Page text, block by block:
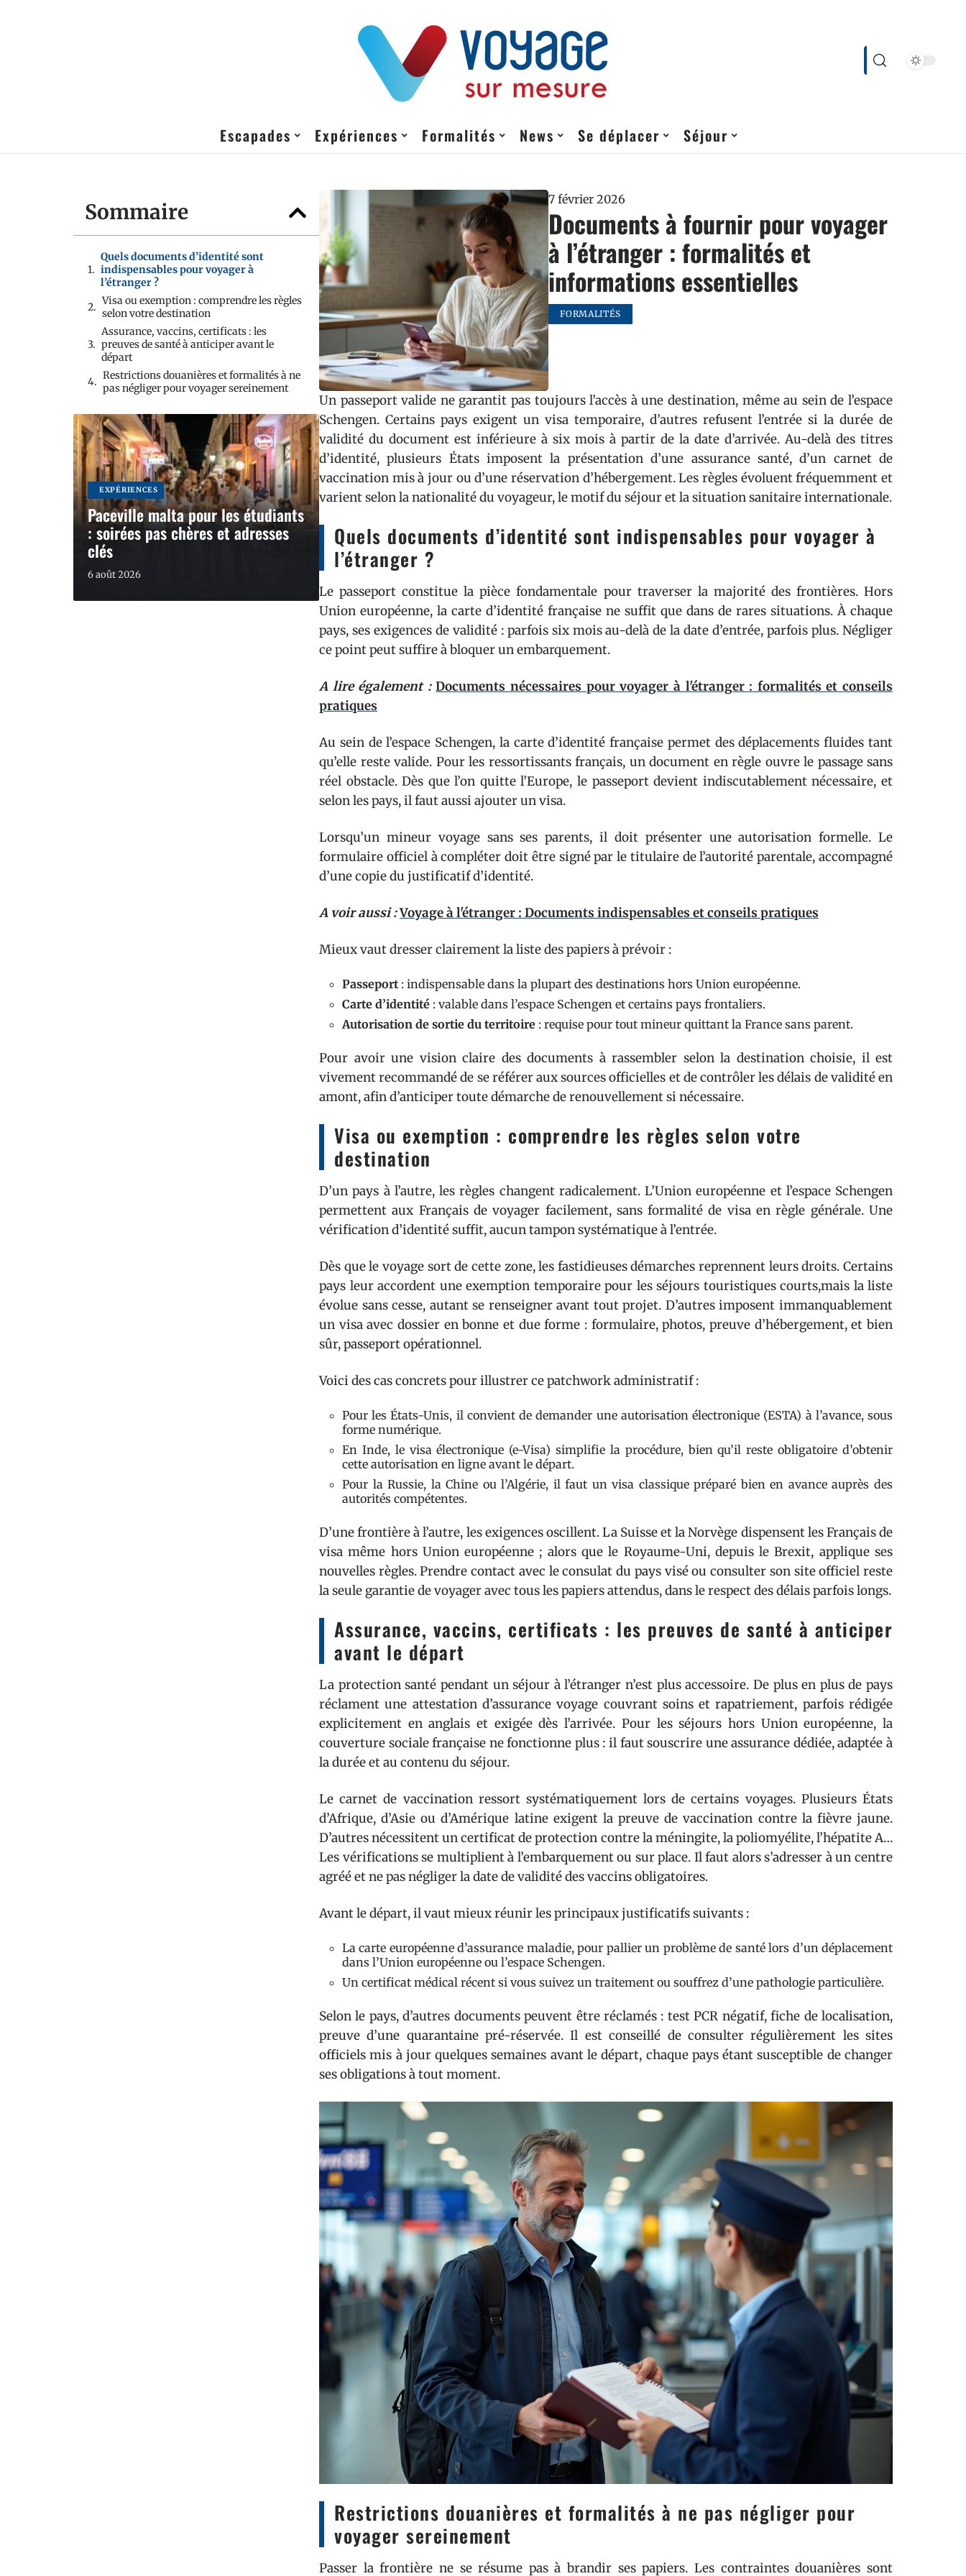
Escapades Expériences Formalités News Se déplacer Séjour
Sommaire
Quels documents d’identité sont
indispensables pour voyager à
l’étranger ?
Visa ou exemption : comprendre les règles
selon votre destination
Assurance, vaccins, certificats : les
preuves de santé à anticiper avant le
départ
Restrictions douanières et formalités à ne
pas négliger pour voyager sereinement
EXPÉRIENCES
Paceville malta pour les étudiants
: soirées pas chères et adresses
clés
6 août 2026
7 février 2026
Documents à fournir pour voyager
à l’étranger : formalités et
informations essentielles
FORMALITÉS
Un passeport valide ne garantit pas toujours l’accès à une destination, même au sein de l’espace
Schengen. Certains pays exigent un visa temporaire, d’autres refusent l’entrée si la durée de
validité du document est inférieure à six mois à partir de la date d’arrivée. Au-delà des titres
d’identité, plusieurs États imposent la présentation d’une assurance santé, d’un carnet de
vaccination mis à jour ou d’une réservation d’hébergement. Les règles évoluent fréquemment et
varient selon la nationalité du voyageur, le motif du séjour et la situation sanitaire internationale.
Quels documents d’identité sont indispensables pour voyager à
l’étranger ?
Le passeport constitue la pièce fondamentale pour traverser la majorité des frontières. Hors
Union européenne, la carte d’identité française ne suffit que dans de rares situations. À chaque
pays, ses exigences de validité : parfois six mois au-delà de la date d’entrée, parfois plus. Négliger
ce point peut suffire à bloquer un embarquement.
A lire également : Documents nécessaires pour voyager à l'étranger : formalités et conseils
pratiques
Au sein de l’espace Schengen, la carte d’identité française permet des déplacements fluides tant
qu’elle reste valide. Pour les ressortissants français, un document en règle ouvre le passage sans
réel obstacle. Dès que l’on quitte l’Europe, le passeport devient indiscutablement nécessaire, et
selon les pays, il faut aussi ajouter un visa.
Lorsqu’un mineur voyage sans ses parents, il doit présenter une autorisation formelle. Le
formulaire officiel à compléter doit être signé par le titulaire de l’autorité parentale, accompagné
d’une copie du justificatif d’identité.
A voir aussi :Voyage à l'étranger : Documents indispensables et conseils pratiques
Mieux vaut dresser clairement la liste des papiers à prévoir :
Passeport : indispensable dans la plupart des destinations hors Union européenne.
Carte d’identité : valable dans l’espace Schengen et certains pays frontaliers.
Autorisation de sortie du territoire : requise pour tout mineur quittant la France sans parent.
Pour avoir une vision claire des documents à rassembler selon la destination choisie, il est
vivement recommandé de se référer aux sources officielles et de contrôler les délais de validité en
amont, afin d’anticiper toute démarche de renouvellement si nécessaire.
Visa ou exemption : comprendre les règles selon votre
destination
D’un pays à l’autre, les règles changent radicalement. L’Union européenne et l’espace Schengen
permettent aux Français de voyager facilement, sans formalité de visa en règle générale. Une
vérification d’identité suffit, aucun tampon systématique à l’entrée.
Dès que le voyage sort de cette zone, les fastidieuses démarches reprennent leurs droits. Certains
pays leur accordent une exemption temporaire pour les séjours touristiques courts,mais la liste
évolue sans cesse, autant se renseigner avant tout projet. D’autres imposent immanquablement
un visa avec dossier en bonne et due forme : formulaire, photos, preuve d’hébergement, et bien
sûr, passeport opérationnel.
Voici des cas concrets pour illustrer ce patchwork administratif :
Pour les États-Unis, il convient de demander une autorisation électronique (ESTA) à l’avance, sous
forme numérique.
En Inde, le visa électronique (e-Visa) simplifie la procédure, bien qu’il reste obligatoire d’obtenir
cette autorisation en ligne avant le départ.
Pour la Russie, la Chine ou l’Algérie, il faut un visa classique préparé bien en avance auprès des
autorités compétentes.
D’une frontière à l’autre, les exigences oscillent. La Suisse et la Norvège dispensent les Français de
visa même hors Union européenne ; alors que le Royaume-Uni, depuis le Brexit, applique ses
nouvelles règles. Prendre contact avec le consulat du pays visé ou consulter son site officiel reste
la seule garantie de voyager avec tous les papiers attendus, dans le respect des délais parfois longs.
Assurance, vaccins, certificats : les preuves de santé à anticiper
avant le départ
La protection santé pendant un séjour à l’étranger n’est plus accessoire. De plus en plus de pays
réclament une attestation d’assurance voyage couvrant soins et rapatriement, parfois rédigée
explicitement en anglais et exigée dès l’arrivée. Pour les séjours hors Union européenne, la
couverture sociale française ne fonctionne plus : il faut souscrire une assurance dédiée, adaptée à
la durée et au contenu du séjour.
Le carnet de vaccination ressort systématiquement lors de certains voyages. Plusieurs États
d’Afrique, d’Asie ou d’Amérique latine exigent la preuve de vaccination contre la fièvre jaune.
D’autres nécessitent un certificat de protection contre la méningite, la poliomyélite, l’hépatite A…
Les vérifications se multiplient à l’embarquement ou sur place. Il faut alors s’adresser à un centre
agréé et ne pas négliger la date de validité des vaccins obligatoires.
Avant le départ, il vaut mieux réunir les principaux justificatifs suivants :
La carte européenne d’assurance maladie, pour pallier un problème de santé lors d’un déplacement
dans l’Union européenne ou l’espace Schengen.
Un certificat médical récent si vous suivez un traitement ou souffrez d’une pathologie particulière.
Selon le pays, d’autres documents peuvent être réclamés : test PCR négatif, fiche de localisation,
preuve d’une quarantaine pré-réservée. Il est conseillé de consulter régulièrement les sites
officiels mis à jour quelques semaines avant le départ, chaque pays étant susceptible de changer
ses obligations à tout moment.
Restrictions douanières et formalités à ne pas négliger pour
voyager sereinement
Passer la frontière ne se résume pas à brandir ses papiers. Les contraintes douanières sont